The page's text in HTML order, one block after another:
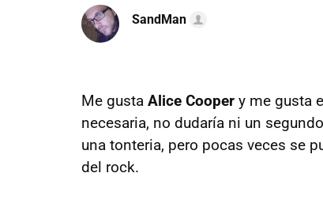
SandMan
Me gusta Alice Cooper y me gusta
necesaria, no dudaría ni un
una tonteria, pero pocas veces se
del rock.